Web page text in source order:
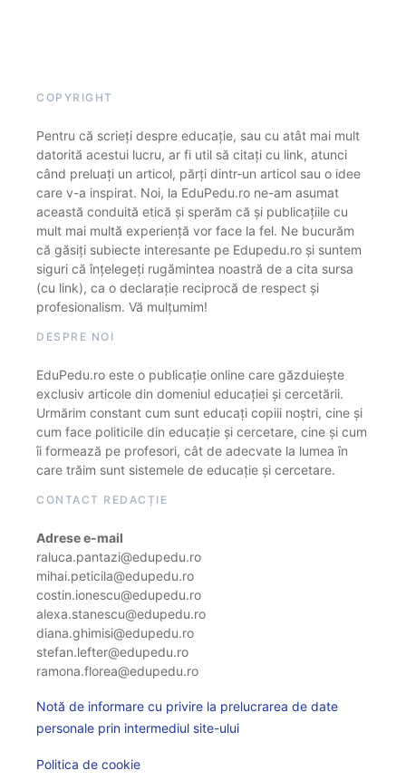
COPYRIGHT
Pentru că scrieți despre educație, sau cu atât mai mult
datorită acestui lucru, ar fi util să citați cu link, atunci
când preluați un articol, părți dintr-un articol sau o idee
care v-a inspirat. Noi, la EduPedu.ro ne-am asumat
această conduită etică și sperăm că și publicațiile cu
mult mai multă experiență vor face la fel. Ne bucurăm
că găsiți subiecte interesante pe Edupedu.ro și suntem
siguri că înțelegeți rugămintea noastră de a cita sursa
(cu link), ca o declarație reciprocă de respect și
profesionalism. Vă mulțumim!
DESPRE NOI
EduPedu.ro este o publicație online care găzduiește
exclusiv articole din domeniul educației și cercetării.
Urmărim constant cum sunt educați copiii noștri, cine și
cum face politicile din educație și cercetare, cine și cum
îi formează pe profesori, cât de adecvate la lumea în
care trăim sunt sistemele de educație și cercetare.
CONTACT REDACȚIE
Adrese e-mail
raluca.pantazi@edupedu.ro
mihai.peticila@edupedu.ro
costin.ionescu@edupedu.ro
alexa.stanescu@edupedu.ro
diana.ghimisi@edupedu.ro
stefan.lefter@edupedu.ro
ramona.florea@edupedu.ro
Notă de informare cu privire la prelucrarea de date
personale prin intermediul site-ului
Politica de cookie